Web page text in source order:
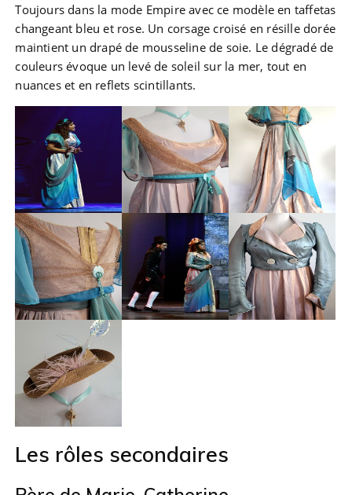
Toujours dans la mode Empire avec ce modèle en taffetas
changeant bleu et rose. Un corsage croisé en résille dorée
maintient un drapé de mousseline de soie. Le dégradé de
couleurs évoque un levé de soleil sur la mer, tout en
nuances et en reflets scintillants.
Les rôles secondaires